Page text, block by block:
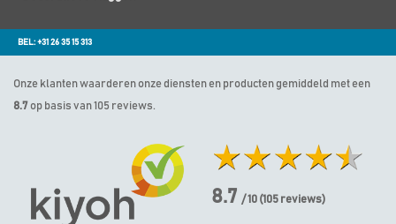
BEL: +31 26 35 15 313
Onze klanten waarderen onze diensten en producten gemiddeld met een
8.7 op basis van 105 reviews.
8.7 / 10 (105 reviews)